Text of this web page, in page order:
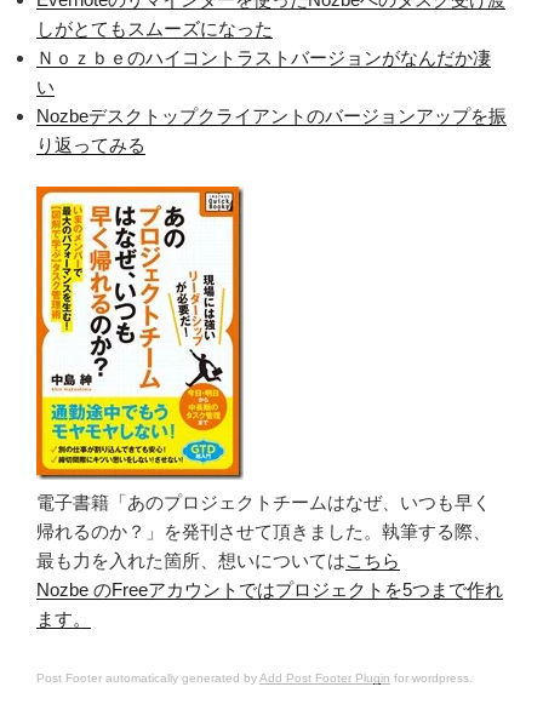
しがとてもスムーズになった
Ｎｏｚｂｅのハイコントラストバージョンがなんだか凄
い
Nozbeデスクトップクライアントのバージョンアップを振
り返ってみる
電子書籍「あのプロジェクトチームはなぜ、いつも早く
帰れるのか？」を発刊させて頂きました。執筆する際、
最も力を入れた箇所、想いについてはこちら
Nozbe のFreeアカウントではプロジェクトを5つまで作れ
ます。
Post Footer automatically generated byAdd Post Footer Plugin for wordpress.